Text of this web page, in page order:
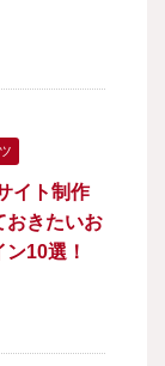
イト制作
おきたいお
10選！